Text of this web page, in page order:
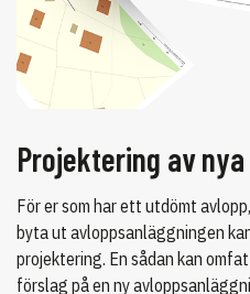
Projektering av
För er som har ett utdömt
byta ut avloppsanläggningen
projektering. En sådan kan
förslag på en ny